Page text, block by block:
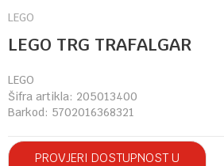
LEGO
LEGO TRG TRAFALGAR
LEGO
Šifra artikla: 205013400
Barkod: 5702016368321
PROVJERI DOSTUPNOST U